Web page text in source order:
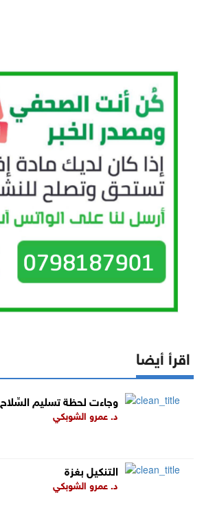
اقرأ أيضا
... وجاءت لحظة تسليم السِّلاح
د. عمرو الشوبكي
التنكيل بغزة
د. عمرو الشوبكي